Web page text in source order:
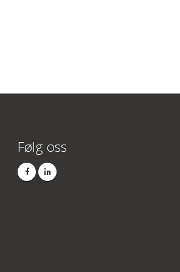
Følg oss